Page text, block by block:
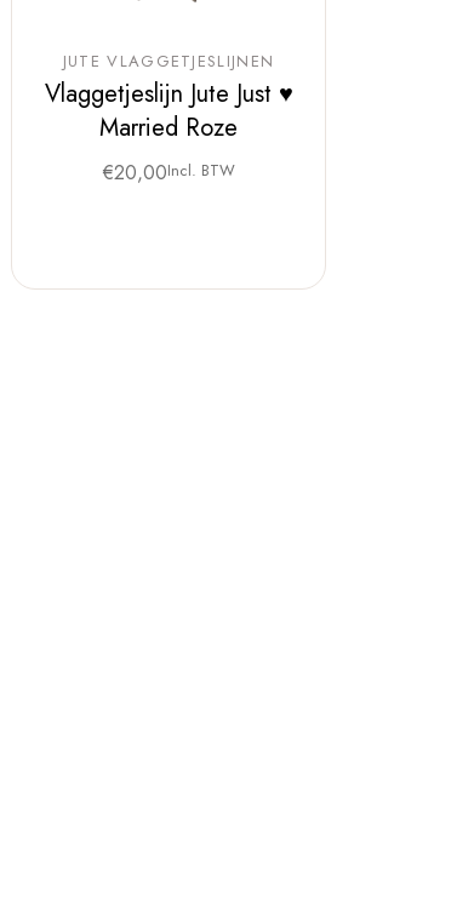
JUTE VLAGGETJESLIJNEN
Vlaggetjeslijn Jute Just ♥
Married Roze
€20,00Incl. BTW